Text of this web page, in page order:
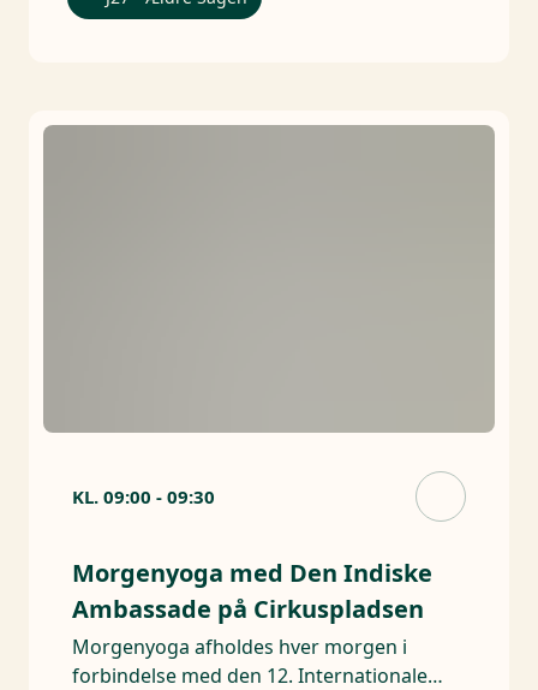
KL. 09:00 - 09:30
Morgenyoga med Den Indiske
Ambassade på Cirkuspladsen
Morgenyoga afholdes hver morgen i
forbindelse med den 12. Internationale